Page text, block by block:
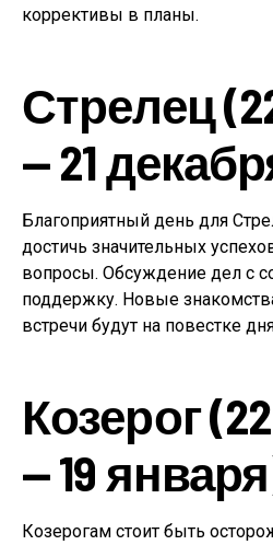
коррективы в планы.
Стрелец
— 21
Благоприятный день для
достичь значительных
вопросы. Обсуждение дел с
поддержку. Новые
встречи будут на повестке
Козерог
— 19
Козерогам стоит быть